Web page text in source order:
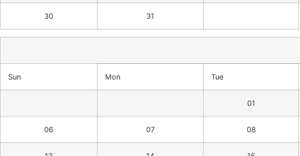
30 31
Sun Mon Tue
01
06 07 08